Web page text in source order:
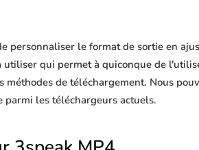
personnaliser le format de sortie en
qui permet à quiconque de
méthodes de téléchargement. Nous
les téléchargeurs actuels.